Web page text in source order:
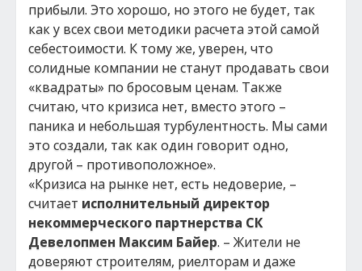
прибыли. Это хорошо, но этого не будет, так
как у всех свои методики расчета этой самой
себестоимости. К тому же, уверен, что
солидные компании не станут продавать свои
«квадраты» по бросовым ценам. Также
считаю, что кризиса нет, вместо этого –
паника и небольшая турбулентность. Мы сами
это создали, так как один говорит одно,
другой – противоположное».
«Кризиса на рынке нет, есть недоверие, –
считает исполнительный директор
некоммерческого партнерства СК
Девелопмен Максим Байер. – Жители не
доверяют строителям, риелторам и даже